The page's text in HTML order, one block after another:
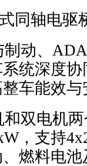
同轴电驱
动、
统深度
车能效与
双电机
，支持
燃料电